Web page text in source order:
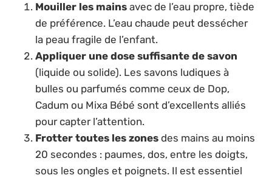
Mouiller les mains avec de l’eau propre, tiède
de préférence. L’eau chaude peut dessécher
la peau fragile de l’enfant.
Appliquer une dose suffisante de savon
(liquide ou solide). Les savons ludiques à
bulles ou parfumés comme ceux de Dop,
Cadum ou Mixa Bébé sont d’excellents alliés
pour capter l’attention.
Frotter toutes les zones des mains au moins
20 secondes : paumes, dos, entre les doigts,
sous les ongles et poignets. Il est essentiel